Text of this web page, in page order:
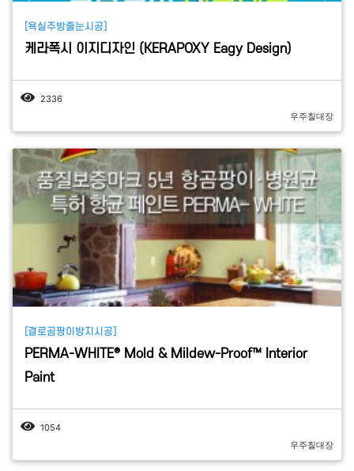
[욕실주방줄눈시공]
케라폭시 이지디자인 (KERAPOXY Eagy Design)
2336
우주칠대장
[결로곰팡이방지시공]
PERMA-WHITE® Mold & Mildew-Proof™ Interior
Paint
1054
우주칠대장